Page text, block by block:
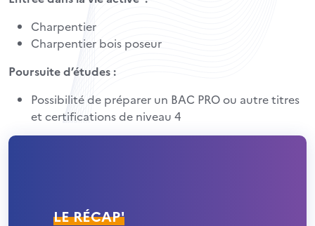
Charpentier
Charpentier bois poseur
Poursuite d’études :
Possibilité de préparer un BAC PRO ou autre titres
et certifications de niveau 4
LE RÉCAP'